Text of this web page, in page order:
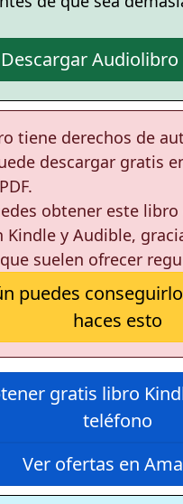
Descargar Audiolibro
tiene derechos de
descargar gratis
obtener este
Kindle y Audible,
suelen ofrecer
puedes
haces esto
gratis libro
teléfono
Ver ofertas en